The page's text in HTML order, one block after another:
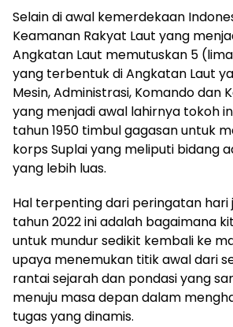
Selain di awal kemerdekaan
Keamanan Rakyat Laut yang
Angkatan Laut memutuskan 5
yang terbentuk di Angkatan Laut
Mesin, Administrasi, Komando dan
yang menjadi awal lahirnya tokoh
tahun 1950 timbul gagasan untuk
korps Suplai yang meliputi bidang
yang lebih luas.
Hal terpenting dari peringatan hari
tahun 2022 ini adalah bagaimana
untuk mundur sedikit kembali ke
upaya menemukan titik awal dari
rantai sejarah dan pondasi yang
menuju masa depan dalam
tugas yang dinamis.